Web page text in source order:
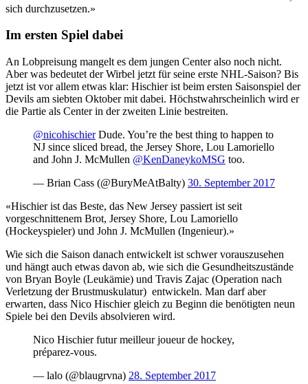
sich durchzusetzen.»
Im ersten Spiel dabei
An Lobpreisung mangelt es dem jungen Center also noch nicht.
Aber was bedeutet der Wirbel jetzt für seine erste NHL-Saison? Bis
jetzt ist vor allem etwas klar: Hischier ist beim ersten Saisonspiel der
Devils am siebten Oktober mit dabei. Höchstwahrscheinlich wird er
die Partie als Center in der zweiten Linie bestreiten.
@nicohischierDude. You’re the best thing to happen to
NJ since sliced bread, the Jersey Shore, Lou Lamoriello
and John J. McMullen @KenDaneykoMSG too.
— Brian Cass (@BuryMeAtBalty) 30. September 2017
«Hischier ist das Beste, das New Jersey passiert ist seit
vorgeschnittenem Brot, Jersey Shore, Lou Lamoriello
(Hockeyspieler) und John J. McMullen (Ingenieur).»
Wie sich die Saison danach entwickelt ist schwer vorauszusehen
und hängt auch etwas davon ab, wie sich die Gesundheitszustände
von Bryan Boyle (Leukämie) und Travis Zajac (Operation nach
Verletzung der Brustmuskulatur) entwickeln. Man darf aber
erwarten, dass Nico Hischier gleich zu Beginn die benötigten neun
Spiele bei den Devils absolvieren wird.
Nico Hischier futur meilleur joueur de hockey,
préparez-vous.
— lalo (@blaugrvna) 28. September 2017